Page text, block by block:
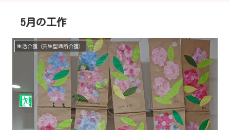
5月の工作
生活介護（共生型通所介護）